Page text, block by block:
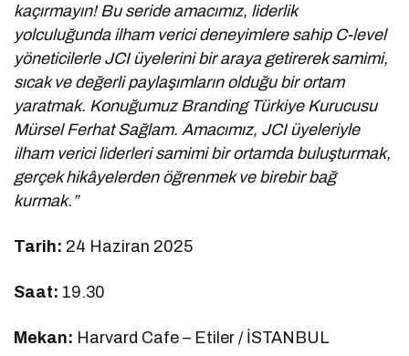
kaçırmayın! Bu seride amacımız, liderlik
yolculuğunda ilham verici deneyimlere sahip C-level
yöneticilerle JCI üyelerini bir araya getirerek samimi,
sıcak ve değerli paylaşımların olduğu bir ortam
yaratmak. Konuğumuz Branding Türkiye Kurucusu
Mürsel Ferhat Sağlam. Amacımız, JCI üyeleriyle
ilham verici liderleri samimi bir ortamda buluşturmak,
gerçek hikâyelerden öğrenmek ve birebir bağ
kurmak.”
Tarih: 24 Haziran 2025
Saat: 19.30
Mekan: Harvard Cafe – Etiler / İSTANBUL